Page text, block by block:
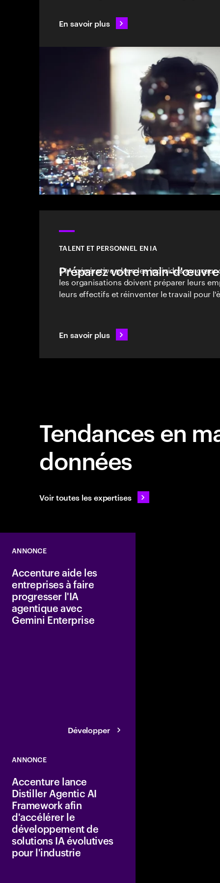
En savoir plus
TALENT ET PERSONNEL EN IA
Préparez votre main-
L'IA générative place les individus au cœur
les organisations doivent préparer leurs
leurs effectifs et réinventer le travail pour
En savoir plus
Tendances en
données
Voir toutes les expertises
ANNONCE
Accenture aide les
entreprises à faire
progresser l'IA
agentique avec
Gemini Enterprise
Développer
ANNONCE
Accenture lance
Distiller Agentic AI
Framework afin
d'accélérer le
développement de
solutions IA évolutives
pour l'industrie